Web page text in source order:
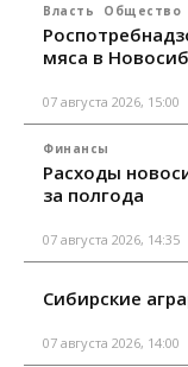
Власть Общество
мяса в
07 августа 2026, 15:00
Финансы
Расходы
за полгода
07 августа 2026, 14:35
Сибирские
07 августа 2026, 14:00